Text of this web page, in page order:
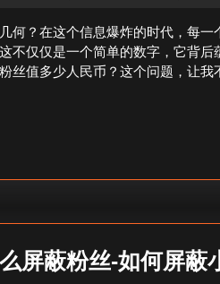
涨
粉
何？在这个信息爆炸的时代，每
不仅仅是一个简单的数字，它背
丝值多少人民币？这个问题，让
屏蔽粉丝-如何屏蔽